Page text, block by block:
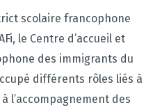
scolaire francophone
le Centre d’accueil et
des immigrants du
différents rôles liés à
l’accompagnement des